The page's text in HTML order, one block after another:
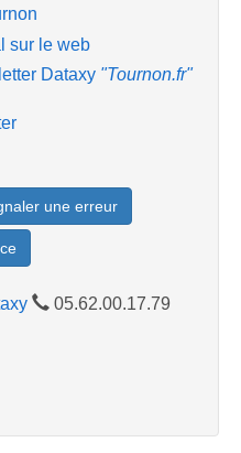
sur le web
Dataxy "Tournon.fr"
une erreur
05.62.00.17.79